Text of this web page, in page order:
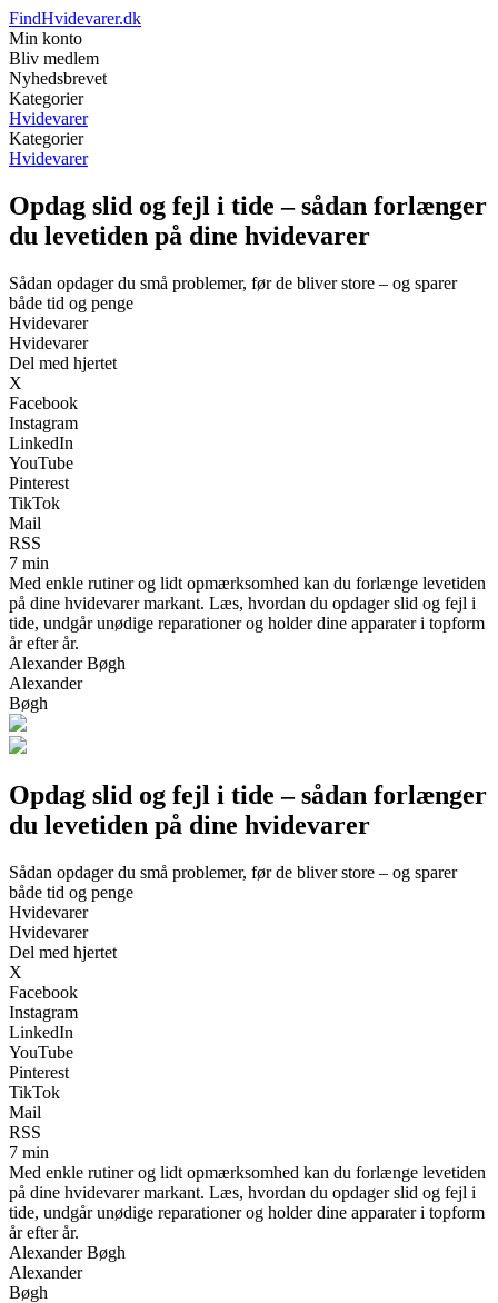
FindHvidevarer.dk
Min konto
Bliv medlem
Nyhedsbrevet
Kategorier
Hvidevarer
Kategorier
Hvidevarer
Opdag slid og fejl i tide – sådan forlænger
du levetiden på dine hvidevarer
Sådan opdager du små problemer, før de bliver store – og sparer
både tid og penge
Hvidevarer
Hvidevarer
Del med hjertet
X
Facebook
Instagram
LinkedIn
YouTube
Pinterest
TikTok
Mail
RSS
7 min
Med enkle rutiner og lidt opmærksomhed kan du forlænge levetiden
på dine hvidevarer markant. Læs, hvordan du opdager slid og fejl i
tide, undgår unødige reparationer og holder dine apparater i topform
år efter år.
Alexander Bøgh
Alexander
Bøgh
Opdag slid og fejl i tide – sådan forlænger
du levetiden på dine hvidevarer
Sådan opdager du små problemer, før de bliver store – og sparer
både tid og penge
Hvidevarer
Hvidevarer
Del med hjertet
X
Facebook
Instagram
LinkedIn
YouTube
Pinterest
TikTok
Mail
RSS
7 min
Med enkle rutiner og lidt opmærksomhed kan du forlænge levetiden
på dine hvidevarer markant. Læs, hvordan du opdager slid og fejl i
tide, undgår unødige reparationer og holder dine apparater i topform
år efter år.
Alexander Bøgh
Alexander
Bøgh